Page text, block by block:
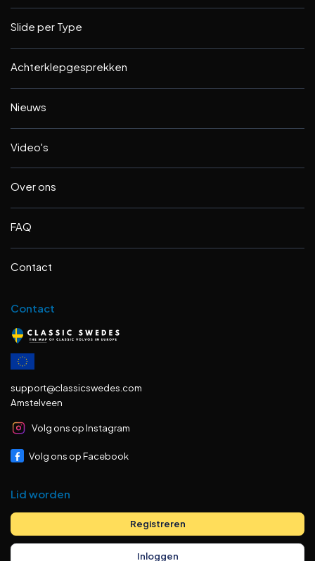
Slide per Type
Achterklepgesprekken
Nieuws
Video's
Over ons
FAQ
Contact
Contact
support@classicswedes.com
Amstelveen
Volg ons op Instagram
Volg ons op Facebook
Lid worden
Registreren
Inloggen